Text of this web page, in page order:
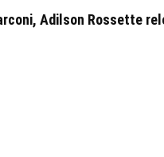
Adilson Rossette